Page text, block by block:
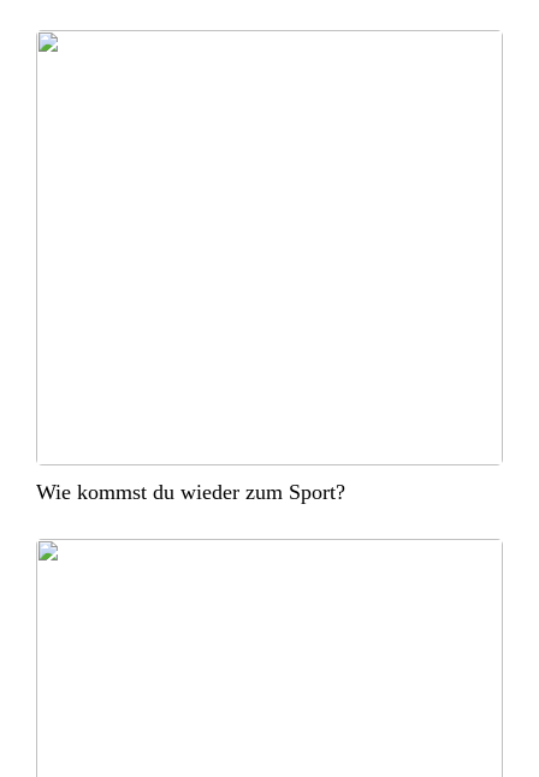
Wie kommst du wieder zum Sport?